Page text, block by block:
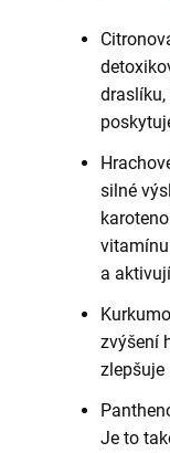
silné
a
zvýšení
zlepšuje
Je to